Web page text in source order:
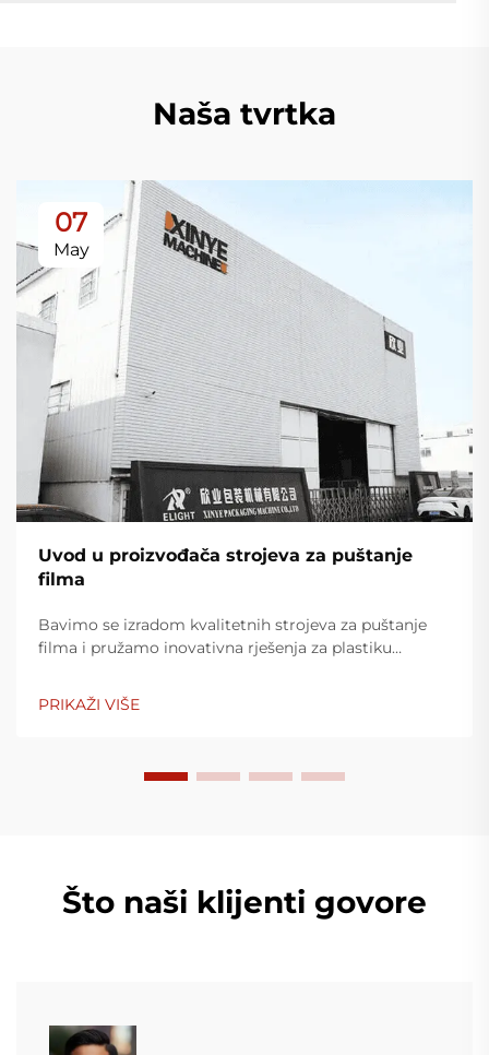
Naša tvrtka
07
May
Uvod u proizvođača strojeva za puštanje
filma
Bavimo se izradom kvalitetnih strojeva za puštanje
filma i pružamo inovativna rješenja za plastiku
koriste napredne tehnologije, vrlo su efikasni, štedljivi
u trošku energije i stabilni, a prikladni su za
PRIKAŽI VIŠE
Što naši klijenti govore